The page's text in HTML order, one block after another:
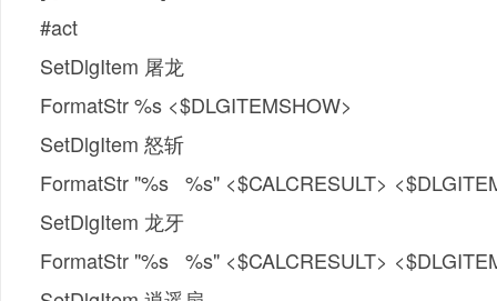
#act
SetDlgItem 屠龙
FormatStr %s <$DLGITEMSHOW>
SetDlgItem 怒斩
FormatStr "%s %s" <$CALCRESULT>
SetDlgItem 龙牙
FormatStr "%s %s" <$CALCRESULT>